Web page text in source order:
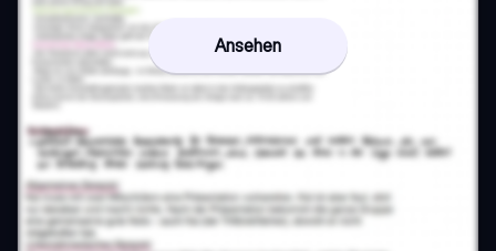
Ansehen